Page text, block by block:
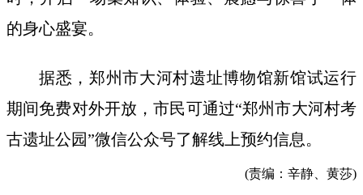
的身心盛宴。
据悉，郑州市大河村遗址博物馆新馆试运行
期间免费对外开放，市民可通过“郑州市大河村考
古遗址公园”微信公众号了解线上预约信息。
(责编：辛静、黄莎)